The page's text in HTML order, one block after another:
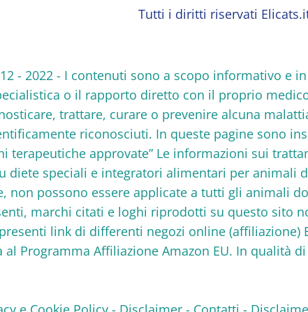
Tutti i diritti riservati
- 2022 - I contenuti sono a scopo informativo e
o il rapporto diretto con il proprio
trattare, curare o prevenire alcuna
riconosciuti. In queste pagine sono
terapeutiche approvate” Le informazioni sui
diete speciali e integratori alimentari per animali
non possono essere applicate a tutti gli animali
marchi citati e loghi riprodotti su questo sito
link di differenti negozi online
Programma Affiliazione Amazon EU. In qualità